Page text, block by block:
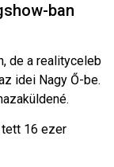
ban
de a realityceleb
idei Nagy Ő-be.
tett 16 ezer